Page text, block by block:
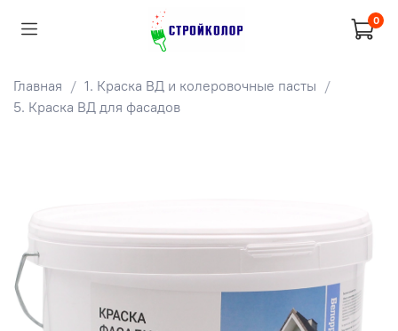
0
Главная
1. Краска ВД и колеровочные пасты
5. Краска ВД для фасадов